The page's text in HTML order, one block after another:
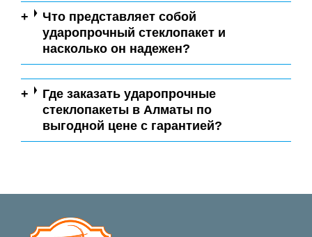
Что представляет собой
ударопрочный стеклопакет и
насколько он надежен?
Где заказать ударопрочные
стеклопакеты в Алматы по
выгодной цене с гарантией?